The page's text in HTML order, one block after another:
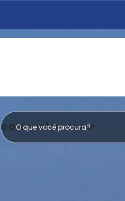
O QUE VOCÊ PROCURA?